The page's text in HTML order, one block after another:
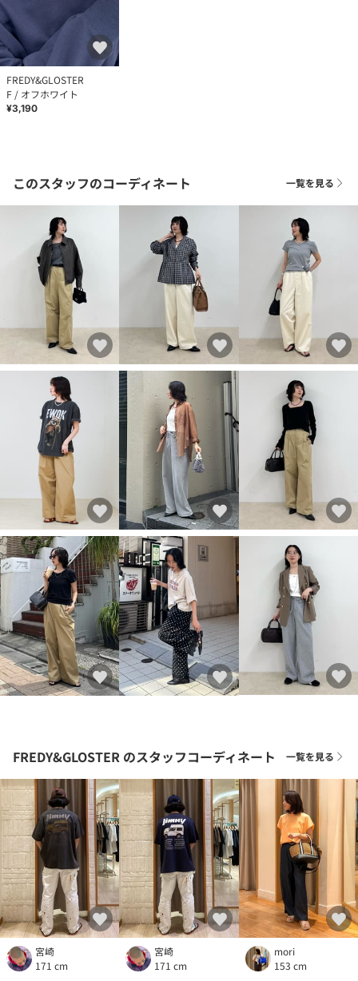
FREDY&GLOSTER
F / オフホワイト
¥3,190
このスタッフのコーディネート 一覧を見る
FREDY&GLOSTER のスタッフコーディネート 一覧を見る
宮崎
171 cm
宮崎
171 cm
mori
153 cm